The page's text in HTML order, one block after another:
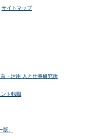
サイトマップ
育・活用 人と仕事研究所
ント転職
」